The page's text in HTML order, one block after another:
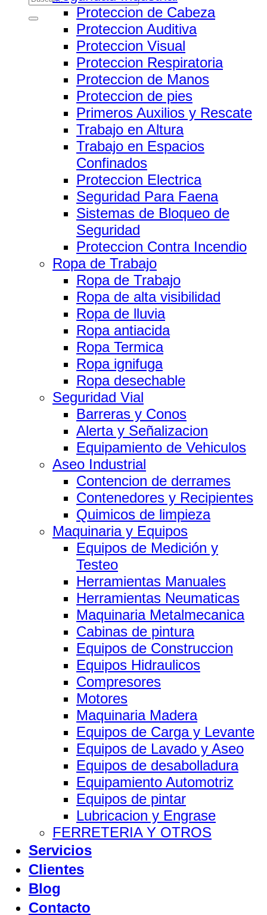
por:
Proteccion de Cabeza
Proteccion Auditiva
Proteccion Visual
Proteccion Respiratoria
Proteccion de Manos
Proteccion de pies
Primeros Auxilios y Rescate
Trabajo en Altura
Trabajo en Espacios
Confinados
Proteccion Electrica
Seguridad Para Faena
Sistemas de Bloqueo de
Seguridad
Proteccion Contra Incendio
Ropa de Trabajo
Ropa de Trabajo
Ropa de alta visibilidad
Ropa de lluvia
Ropa antiacida
Ropa Termica
Ropa ignifuga
Ropa desechable
Seguridad Vial
Barreras y Conos
Alerta y Señalizacion
Equipamiento de Vehiculos
Aseo Industrial
Contencion de derrames
Contenedores y Recipientes
Quimicos de limpieza
Maquinaria y Equipos
Equipos de Medición y
Testeo
Herramientas Manuales
Herramientas Neumaticas
Maquinaria Metalmecanica
Cabinas de pintura
Equipos de Construccion
Equipos Hidraulicos
Compresores
Motores
Maquinaria Madera
Equipos de Carga y Levante
Equipos de Lavado y Aseo
Equipos de desabolladura
Equipamiento Automotriz
Equipos de pintar
Lubricacion y Engrase
FERRETERIA Y OTROS
Servicios
Clientes
Blog
Contacto